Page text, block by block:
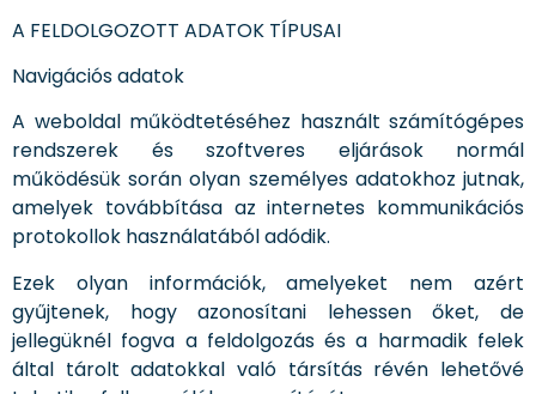
A FELDOLGOZOTT ADATOK TÍPUSAI
Navigációs adatok
A weboldal működtetéséhez használt számítógépes
rendszerek és szoftveres eljárások normál
működésük során olyan személyes adatokhoz jutnak,
amelyek továbbítása az internetes kommunikációs
protokollok használatából adódik.
Ezek olyan információk, amelyeket nem azért
gyűjtenek, hogy azonosítani lehessen őket, de
jellegüknél fogva a feldolgozás és a harmadik felek
által tárolt adatokkal való társítás révén lehetővé